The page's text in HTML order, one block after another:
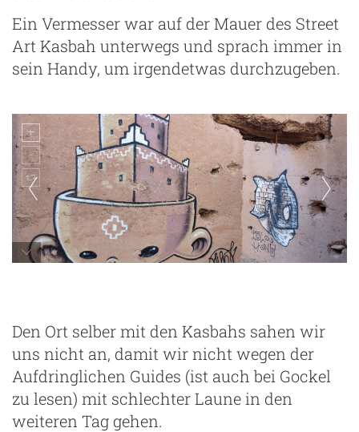
Ein Vermesser war auf der Mauer des Street
Art Kasbah unterwegs und sprach immer in
sein Handy, um irgendetwas durchzugeben.
Den Ort selber mit den Kasbahs sahen wir
uns nicht an, damit wir nicht wegen der
Aufdringlichen Guides (ist auch bei Gockel
zu lesen) mit schlechter Laune in den
weiteren Tag gehen.